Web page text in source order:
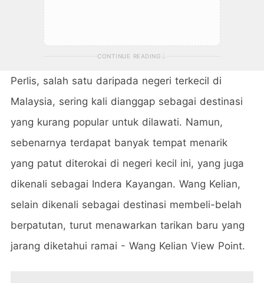
CONTINUE READING
Perlis, salah satu daripada negeri terkecil di
Malaysia, sering kali dianggap sebagai destinasi
yang kurang popular untuk dilawati. Namun,
sebenarnya terdapat banyak tempat menarik
yang patut diterokai di negeri kecil ini, yang juga
dikenali sebagai Indera Kayangan. Wang Kelian,
selain dikenali sebagai destinasi membeli-belah
berpatutan, turut menawarkan tarikan baru yang
jarang diketahui ramai - Wang Kelian View Point.